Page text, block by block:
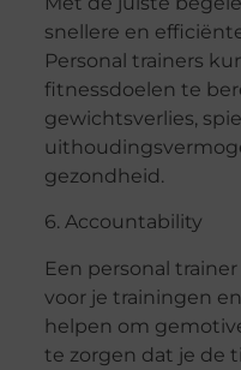
snellere en
Personal trainers
fitnessdoelen te
gewichtsverlies,
gezondheid.
6. Accountability
Een personal
voor je trainingen
helpen om
te zorgen dat je de